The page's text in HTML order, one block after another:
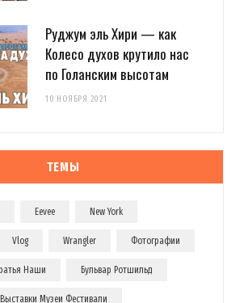
Руджум эль Хири — как
Колесо духов крутило нас
по Голанским высотам
10 НОЯБРЯ 2021
ТЕМЫ
Eevee New York
Vlog Wrangler Фотографии
Наши Бульвар Ротшильд
Выставки Музеи Фестивали